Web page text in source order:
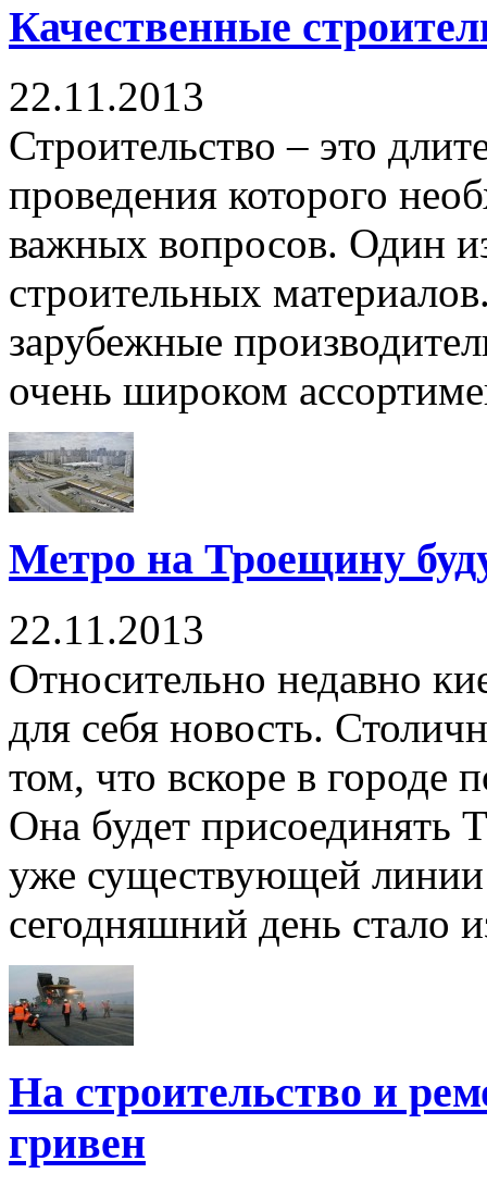
Качественные
22.11.2013
Строительство – это
проведения которого
важных вопросов. Один
строительных
зарубежные
очень широком
Метро на Троещину
22.11.2013
Относительно недавно
для себя новость.
том, что вскоре в городе
Она будет
уже существующей линии
сегодняшний день стало
На строительство и
гривен